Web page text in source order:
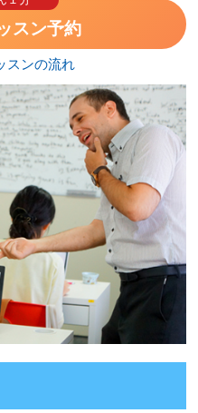
スン予約
スンの流れ